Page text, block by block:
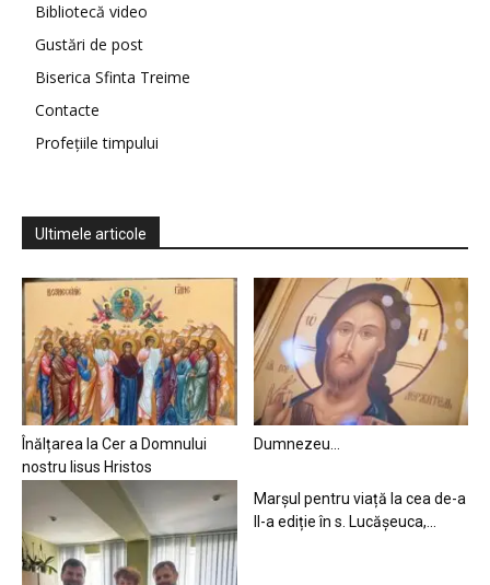
Bibliotecă video
Gustări de post
Biserica Sfinta Treime
Contacte
Profețiile timpului
Ultimele articole
Înălțarea la Cer a Domnului
nostru Iisus Hristos
Dumnezeu…
Marșul pentru viață la cea de-a
II-a ediție în s. Lucășeuca,...